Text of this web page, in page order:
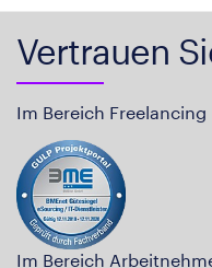
Vertrauen
Im Bereich Freelancing
Im Bereich